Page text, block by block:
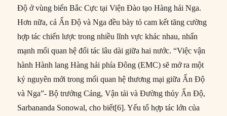
Độ ở vùng biển Bắc Cực tại Viện Đào tạo Hàng hải Nga.
Hơn nữa, cả Ấn Độ và Nga đều bày tỏ cam kết tăng cường
hợp tác chiến lược trong nhiều lĩnh vực khác nhau, nhấn
mạnh mối quan hệ đối tác lâu dài giữa hai nước. “Việc vận
hành Hành lang Hàng hải phía Đông (EMC) sẽ mở ra một
kỷ nguyên mới trong mối quan hệ thương mại giữa Ấn Độ
và Nga”- Bộ trưởng Cảng, Vận tải và Đường thủy Ấn Độ,
Sarbananda Sonowal, cho biết[6]. Yếu tố hợp tác lớn của